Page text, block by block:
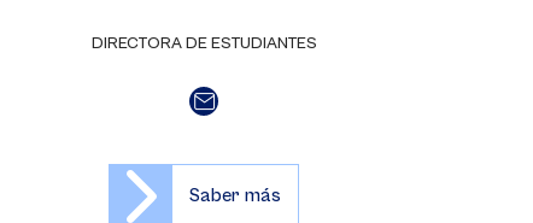
DIRECTORA DE ESTUDIANTES
Saber más